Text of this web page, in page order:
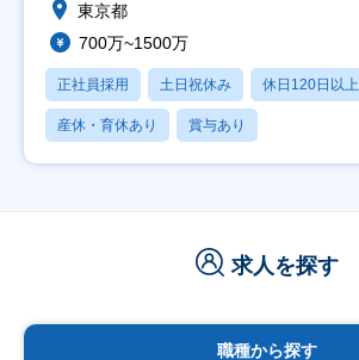
東京都
700万~1500万
正社員採用 土日祝休み 休日120日以上
産休・育休あり 賞与あり
求人を探す
職種から探す